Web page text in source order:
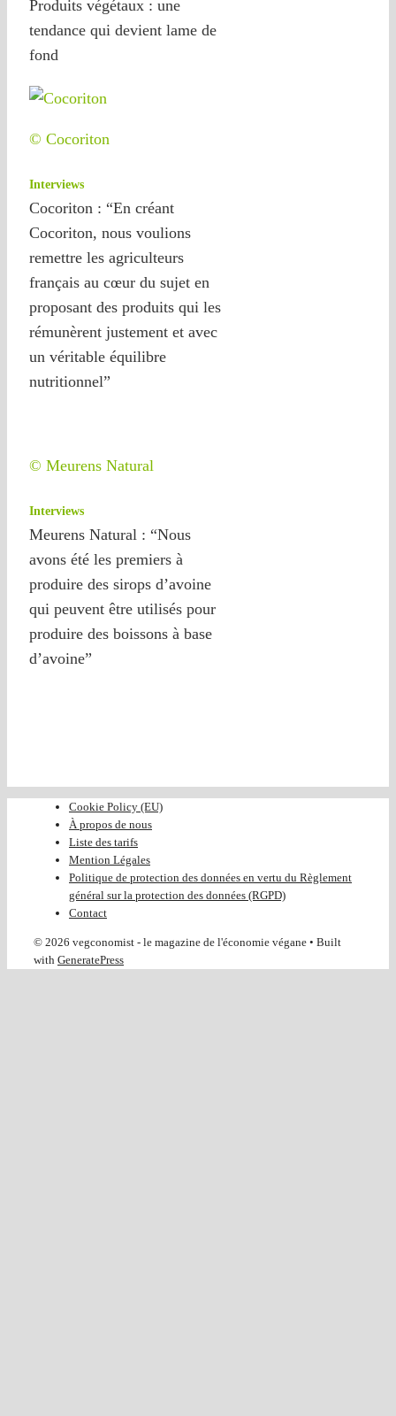
Produits végétaux : une
tendance qui devient lame de
fond
© Cocoriton
Interviews
Cocoriton : “En créant
Cocoriton, nous voulions
remettre les agriculteurs
français au cœur du sujet en
proposant des produits qui les
rémunèrent justement et avec
un véritable équilibre
nutritionnel”
© Meurens Natural
Interviews
Meurens Natural : “Nous
avons été les premiers à
produire des sirops d’avoine
qui peuvent être utilisés pour
produire des boissons à base
d’avoine”
Cookie Policy (EU)
À propos de nous
Liste des tarifs
Mention Légales
Politique de protection des données en vertu du Règlement
général sur la protection des données (RGPD)
Contact
© 2026 vegconomist - le magazine de l'économie végane • Built
with GeneratePress